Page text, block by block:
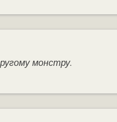
монстру.